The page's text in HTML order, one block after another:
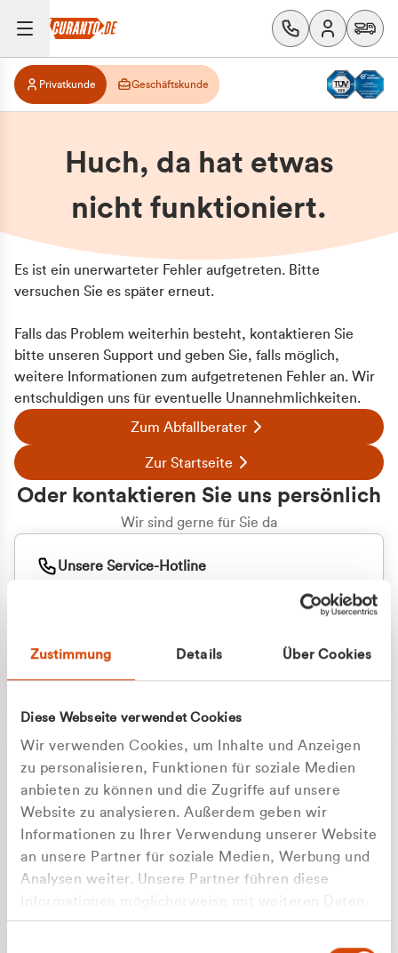
Zustimmung Details Über Cookies
Diese Webseite verwendet Cookies
Wir verwenden Cookies, um Inhalte und Anzeigen
zu personalisieren, Funktionen für soziale Medien
anbieten zu können und die Zugriffe auf unsere
Website zu analysieren. Außerdem geben wir
Informationen zu Ihrer Verwendung unserer Website
an unsere Partner für soziale Medien, Werbung und
Analysen weiter. Unsere Partner führen diese
zusammen, die Sie ihnen bereitgestellt haben oder
Privatkunde Geschäftskunde
Huch, da hat etwas
nicht funktioniert.
Es ist ein unerwarteter Fehler aufgetreten. Bitte
versuchen Sie es später erneut.
Falls das Problem weiterhin besteht, kontaktieren Sie
bitte unseren Support und geben Sie, falls möglich,
weitere Informationen zum aufgetretenen Fehler an. Wir
entschuldigen uns für eventuelle Unannehmlichkeiten.
Zum Abfallberater
Zur Startseite
Oder kontaktieren Sie uns persönlich
Wir sind gerne für Sie da
Unsere Service-Hotline
+49 177 8376058
Apilash Balanesan